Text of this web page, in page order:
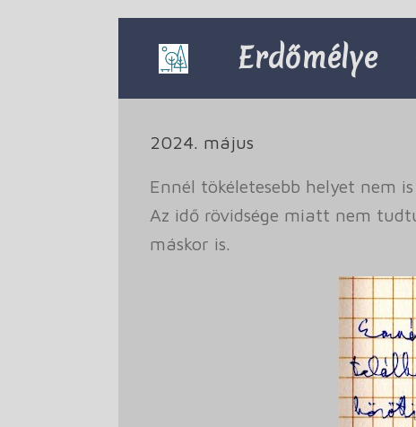
Erdőmélye
2024. május
Ennél tökéletesebb helyet nem
Az idő rövidsége miatt nem
máskor is.